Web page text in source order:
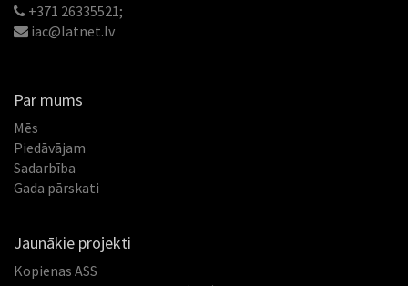
+371 26335521;
iac@latnet.lv
Par mums
Mēs
Piedāvājam
Sadarbība
Gada pārskati
Jaunākie projekti
Kopienas ASS